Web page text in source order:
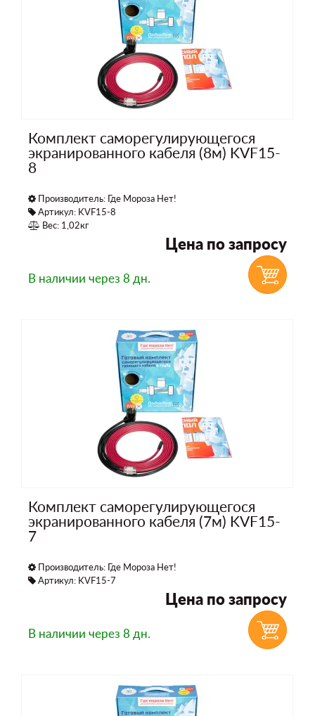
Комплект саморегулирующегося
экранированного кабеля (8м) KVF15-
8
Производитель: Где Мороза Нет!
Артикул: KVF15-8
Вес: 1,02кг
Цена по запросу
В наличии через 8 дн.
Комплект саморегулирующегося
экранированного кабеля (7м) KVF15-
7
Производитель: Где Мороза Нет!
Артикул: KVF15-7
Цена по запросу
В наличии через 8 дн.